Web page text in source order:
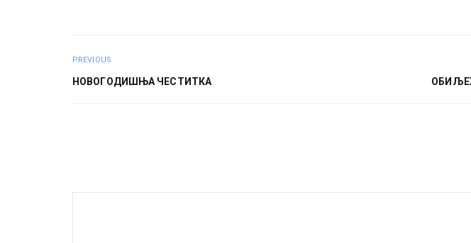
PREVIOUS
НОВОГОДИШЊА ЧЕСТИТКА